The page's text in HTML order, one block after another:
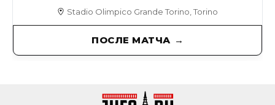
Stadio Olimpico Grande Torino, Torino
ПОСЛЕ МАТЧА